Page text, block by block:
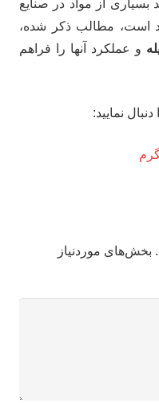
بسیاری از مواد در صنایع
است، مطالب ذکر شده،
و عملکرد آنها را فراهم
نمایید:
بخش‌های موردنیاز